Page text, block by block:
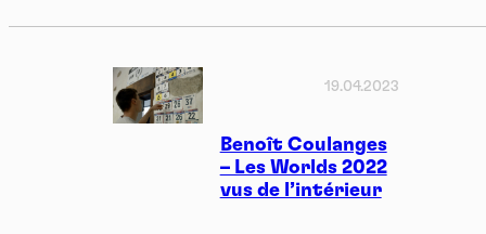
Benoît Coulanges
– Les Worlds 2022
vus de l’intérieur
19.04.2023